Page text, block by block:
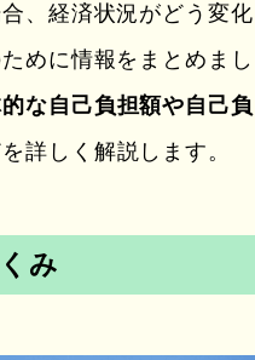
、経済状況がどう変化
めに情報をまとめまし
な自己負担額や自己負
詳しく解説します。
み